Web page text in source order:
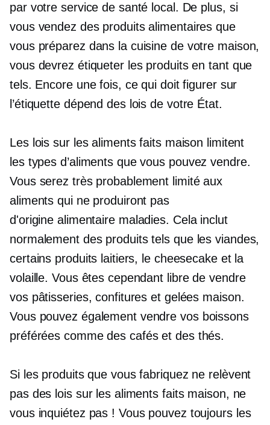
par votre service de santé local. De plus, si
vous vendez des produits alimentaires que
vous préparez dans la cuisine de votre maison,
vous devrez étiqueter les produits en tant que
tels. Encore une fois, ce qui doit figurer sur
l’étiquette dépend des lois de votre État.
Les lois sur les aliments faits maison limitent
les types d’aliments que vous pouvez vendre.
Vous serez très probablement limité aux
aliments qui ne produiront pas
d'origine alimentairemaladies. Cela inclut
normalement des produits tels que les viandes,
certains produits laitiers, le cheesecake et la
volaille. Vous êtes cependant libre de vendre
vos pâtisseries, confitures et gelées maison.
Vous pouvez également vendre vos boissons
préférées comme des cafés et des thés.
Si les produits que vous fabriquez ne relèvent
pas des lois sur les aliments faits maison, ne
vous inquiétez pas ! Vous pouvez toujours les